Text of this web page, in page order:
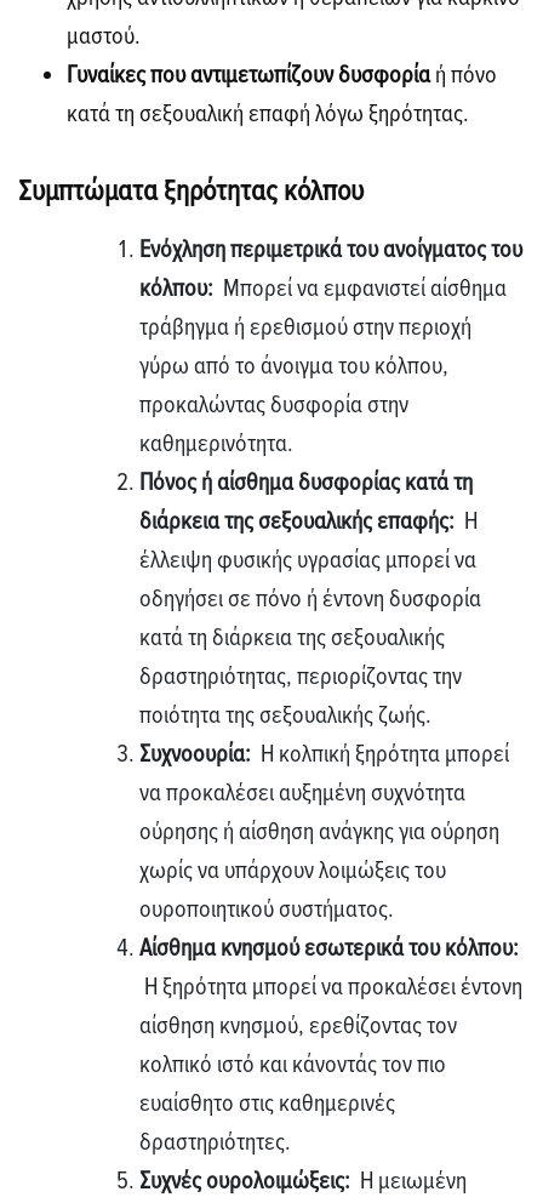
μαστού.
Γυναίκες που αντιμετωπίζουν δυσφορίαή πόνο
κατά τη σεξουαλική επαφή λόγω ξηρότητας.
Συμπτώματα ξηρότητας κόλπου
Ενόχληση περιμετρικά του ανοίγματος του
κόλπου: Μπορεί να εμφανιστεί αίσθημα
τράβηγμα ή ερεθισμού στην περιοχή
γύρω από το άνοιγμα του κόλπου,
προκαλώντας δυσφορία στην
καθημερινότητα.
Πόνος ή αίσθημα δυσφορίας κατά τη
διάρκεια της σεξουαλικής επαφής: Η
έλλειψη φυσικής υγρασίας μπορεί να
οδηγήσει σε πόνο ή έντονη δυσφορία
κατά τη διάρκεια της σεξουαλικής
δραστηριότητας, περιορίζοντας την
ποιότητα της σεξουαλικής ζωής.
Συχνοουρία: Η κολπική ξηρότητα μπορεί
να προκαλέσει αυξημένη συχνότητα
ούρησης ή αίσθηση ανάγκης για ούρηση
χωρίς να υπάρχουν λοιμώξεις του
ουροποιητικού συστήματος.
Αίσθημα κνησμού εσωτερικά του κόλπου:
Η ξηρότητα μπορεί να προκαλέσει έντονη
αίσθηση κνησμού, ερεθίζοντας τον
κολπικό ιστό και κάνοντάς τον πιο
ευαίσθητο στις καθημερινές
δραστηριότητες.
Συχνές ουρολοιμώξεις: Η μειωμένη